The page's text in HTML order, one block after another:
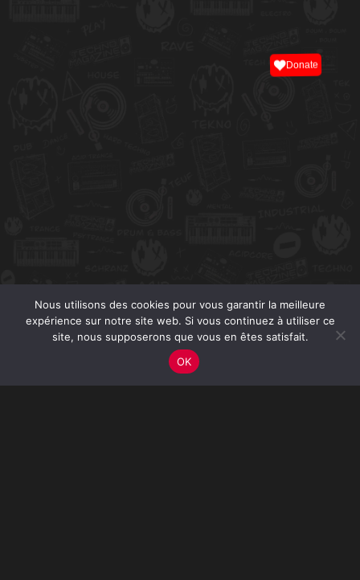
Nous utilisons des cookies pour vous garantir la meilleure
expérience sur notre site web. Si vous continuez à utiliser ce
site, nous supposerons que vous en êtes satisfait.
OK
Donate